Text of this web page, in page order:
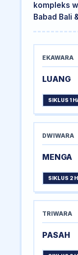
kompleks
Babad Bali
EKAWARA
LUANG
SIKLUS 1
DWIWARA
MENGA
SIKLUS 2
TRIWARA
PASAH